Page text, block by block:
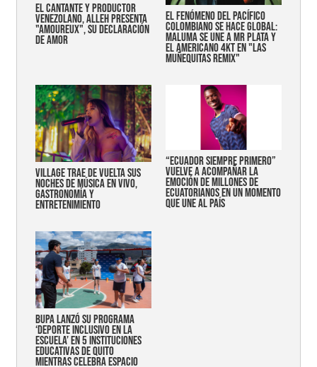
EL CANTANTE Y PRODUCTOR
VENEZOLANO, ALLEH PRESENTA
"AMOUREUX", SU DECLARACIÓN
DE AMOR
EL FENÓMENO DEL PACÍFICO
COLOMBIANO SE HACE GLOBAL:
MALUMA SE UNE A MR PLATA Y
EL AMERICANO 4KT EN "LAS
MUÑEQUITAS REMIX"
Village trae de vuelta sus
noches de música en vivo,
gastronomía y
entretenimiento
“Ecuador siempre primero”
vuelve a acompañar la
emoción de millones de
ecuatorianos en un momento
que une al país
Bupa lanzó su programa
‘Deporte Inclusivo en la
Escuela’ en 5 instituciones
educativas de Quito
mientras celebra espacio